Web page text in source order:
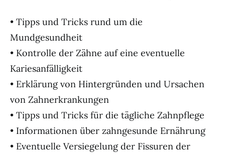
• Tipps und Tricks rund um die
Mundgesundheit
• Kontrolle der Zähne auf eine eventuelle
Kariesanfälligkeit
• Erklärung von Hintergründen und Ursachen
von Zahnerkrankungen
• Tipps und Tricks für die tägliche Zahnpflege
• Informationen über zahngesunde Ernährung
• Eventuelle Versiegelung der Fissuren der